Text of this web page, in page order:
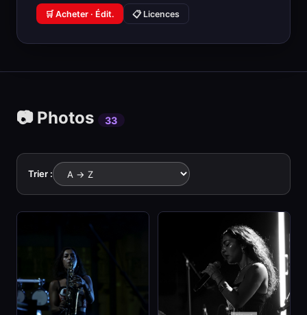
🛒 Acheter · Édit. 📋 Licences
📷 Photos 33
Trier :